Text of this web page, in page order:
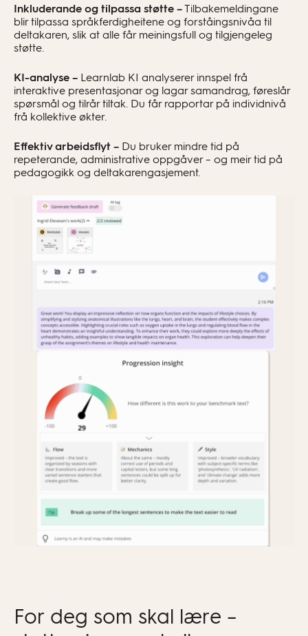
Inkluderande og tilpassa støtte –Tilbakemeldingane
blir tilpassa språkferdigheitene og forståingsnivåa til
deltakaren, slik at alle får meiningsfull og tilgjengeleg
støtte.
KI-analyse – Learnlab KI analyserer innspel frå
interaktive presentasjonar og lagar samandrag, føreslår
spørsmål og tilrår tiltak. Du får rapportar på individnivå
frå kollektive økter.
Effektiv arbeidsflyt – Du bruker mindre tid på
repeterande, administrative oppgåver – og meir tid på
pedagogikk og deltakarengasjement.
For deg som skal lære –